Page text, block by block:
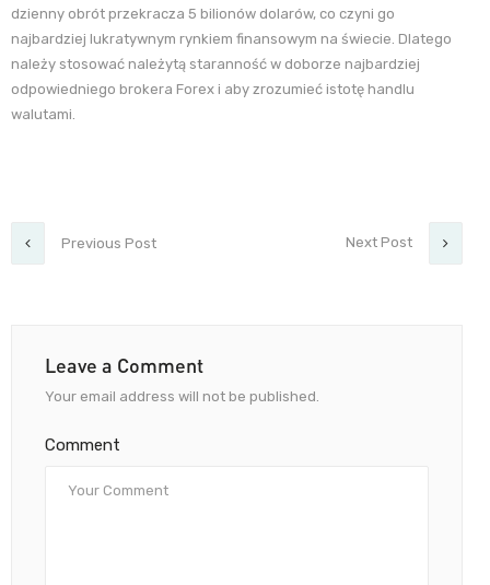
dzienny obrót przekracza 5 bilionów dolarów, co czyni go
najbardziej lukratywnym rynkiem finansowym na świecie. Dlatego
należy stosować należytą staranność w doborze najbardziej
odpowiedniego brokera Forex i aby zrozumieć istotę handlu
walutami.
Previous Post Next Post
Leave a Comment
Your email address will not be published.
Comment